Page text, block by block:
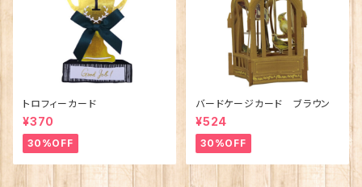
トロフィーカード
¥370
30%OFF
バードケージカード ブラウン
¥524
30%OFF